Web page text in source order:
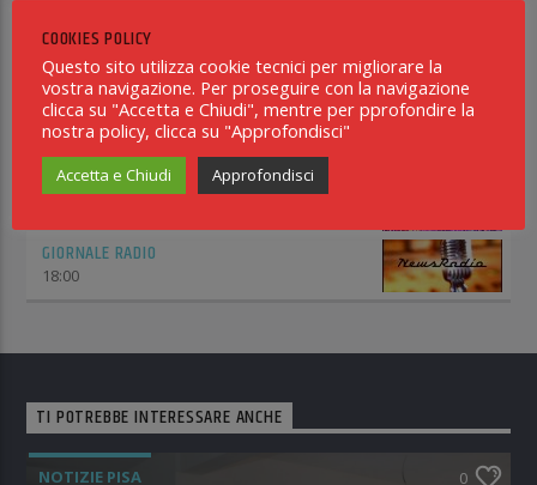
13:00
NEWS INBLU2000
14:00
IN THE MIX
14:15
GIORNALE RADIO
18:00
TI POTREBBE INTERESSARE ANCHE
NOTIZIE PISA 0
COOKIES POLICY
Questo sito utilizza cookie tecnici per migliorare la
vostra navigazione. Per proseguire con la navigazione
clicca su "Accetta e Chiudi", mentre per pprofondire la
nostra policy, clicca su "Approfondisci"
Accetta e Chiudi Approfondisci